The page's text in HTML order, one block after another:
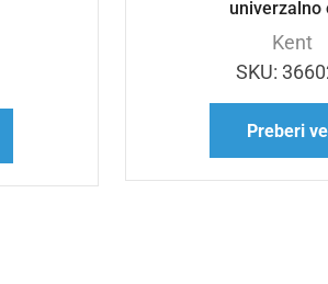
univerzalno
Kent
SKU:
Preberi